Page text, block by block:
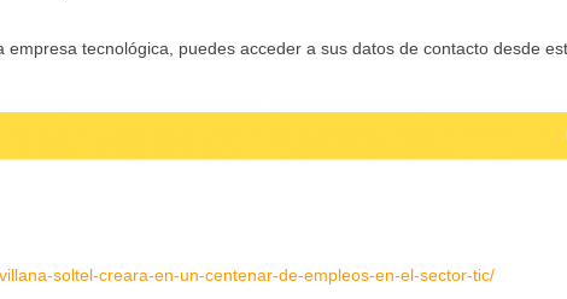
tecnológica, puedes acceder a sus datos de contacto desde
soltel-creara-en-un-centenar-de-empleos-en-el-sector-tic/